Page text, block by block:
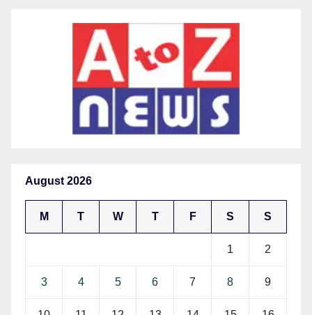
August 2026
M T W T F S S
1 2
3 4 5 6 7 8 9